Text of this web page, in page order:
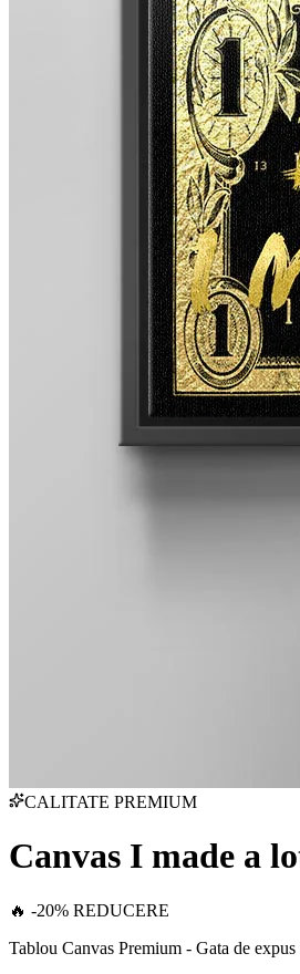
CALITATE PREMIUM
Canvas I made a
🔥 -20% REDUCERE
Tablou Canvas Premium - Gata de expus